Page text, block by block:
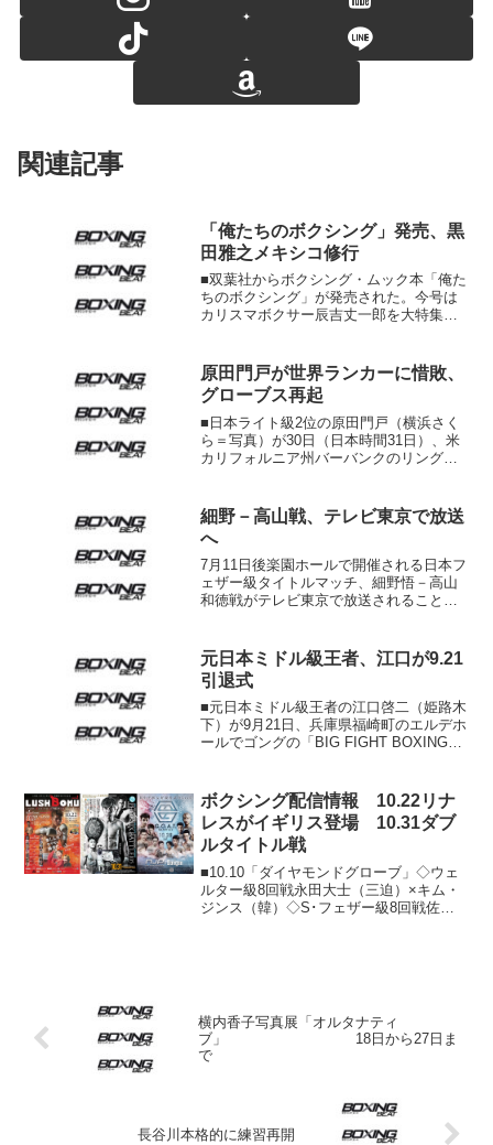
関連記事
「俺たちのボクシング」発売、黒
田雅之メキシコ修行
■双葉社からボクシング・ムック本「俺た
ちのボクシング」が発売された。今号は
カリスマボクサー辰吉丈一郎を大特集。
たウィラポン、シリモンコン、サラゴサ
といった海外の宿敵を含...
原田門戸が世界ランカーに惜敗、
グローブス再起
■日本ライト級2位の原田門戸（横浜さく
ら＝写真）が30日（日本時間31日）、米
カリフォルニア州バーバンクのリングで
なボクシングを展開しながら、1-2（95-
94、94...
細野－高山戦、テレビ東京で放送
へ
7月11日後楽園ホールで開催される日本フ
ェザー級タイトルマッチ、細野悟－高山
和徳戦がテレビ東京で放送されることが
５分ゲスト解説に世界王者・内山高志＆
細野の同僚である日本...
元日本ミドル級王者、江口が9.21
引退式
■元日本ミドル級王者の江口啓二（姫路木
下）が9月21日、兵庫県福崎町のエルデホ
ールでゴングの「BIG FIGHT BOXING
王者の丸元大成（現大成ジム会長...
ボクシング配信情報 10.22リナ
レスがイギリス登場 10.31ダブ
ルタイトル戦
■10.10「ダイヤモンドグローブ」◇ウェ
ルター級8回戦永田大士（三迫）×キム・
ジンス（韓）◇S･フェザー級8回戦佐川
横内香子写真展「オルタナティ
ブ」 18日から27日ま
で
長谷川本格的に練習再開